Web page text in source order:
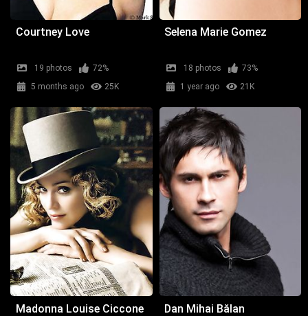
Courtney Love
19 photos
72%
5 months ago
25K
Selena Marie Gomez
18 photos
73%
1 year ago
21K
Madonna Louise Ciccone Dan Mihai Bălan